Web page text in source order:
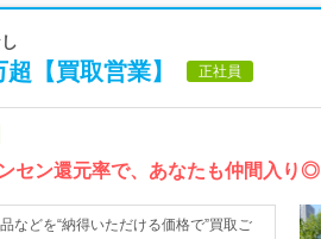
【買取営業】 正社員
セン還元率で、あなたも仲間入り◎
どを“納得いただける価格で”買取ご